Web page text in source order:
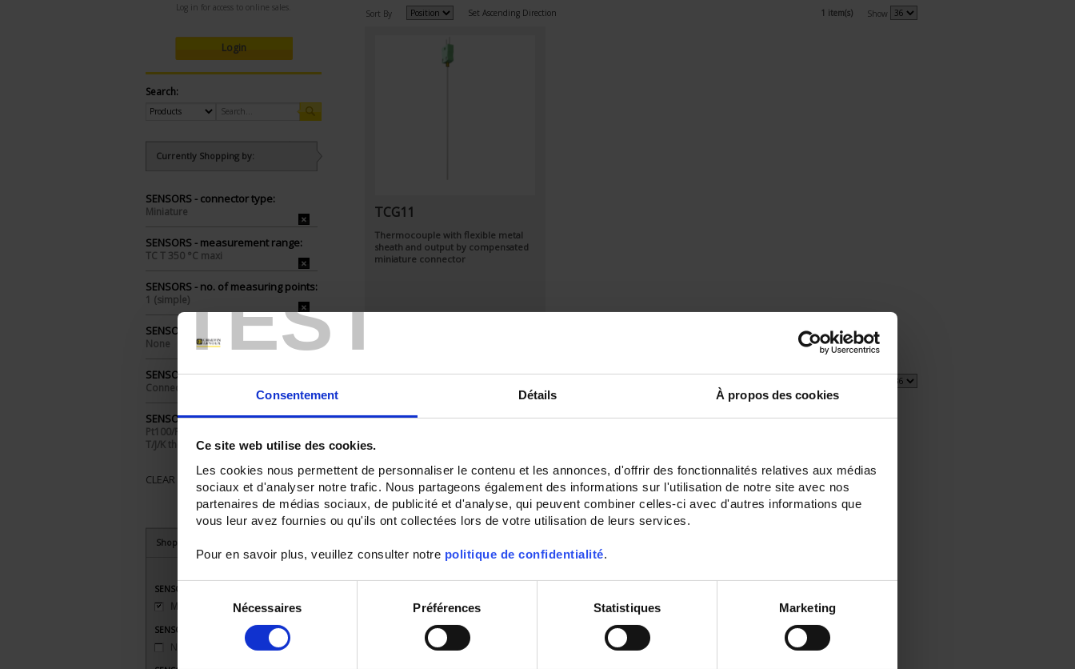
TEST
Consentement Détails À propos des cookies
Ce site web utilise des cookies.
Les cookies nous permettent de personnaliser le contenu et les annonces, d'offrir des fonctionnalités relatives aux médias
sociaux et d'analyser notre trafic. Nous partageons également des informations sur l'utilisation de notre site avec nos
partenaires de médias sociaux, de publicité et d'analyse, qui peuvent combiner celles-ci avec d'autres informations que
vous leur avez fournies ou qu'ils ont collectées lors de votre utilisation de leurs services.
Pour en savoir plus, veuillez consulter notre politique de confidentialité.
Sélection
du
consentement
Nécessaires Préférences Statistiques Marketing
Log in for access to online sales.
Login
Search:
Currently Shopping by:
SENSORS - connector type:
Miniature
SENSORS - measurement range:
TC T 350 °C maxi
SENSORS - no. of measuring points:
1 (simple)
SENSORS - protector:
None
SENSORS - electrical connection:
Connector
SENSORS - I/O type:
Pt100/Pt1000
T/J/K thermocouple
CLEAR ALL
Shop By
SENSORS - connector type
Miniature
SENSORS - mechanical mounting
None
Sort By Set Ascending Direction 1 item(s) Show
TCG11
Thermocouple with flexible metal
sheath and output by compensated
miniature connector